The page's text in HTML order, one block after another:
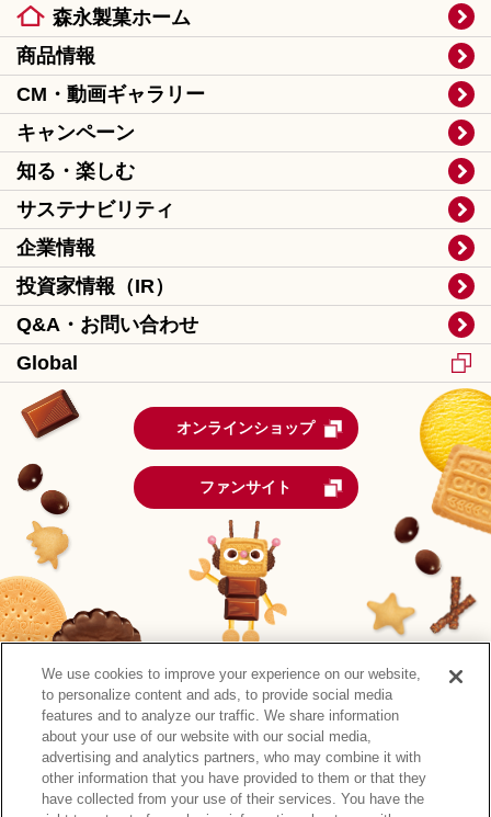
森永製菓ホーム
商品情報
CM・動画ギャラリー
キャンペーン
知る・楽しむ
サステナビリティ
企業情報
投資家情報（IR）
Q&A・お問い合わせ
Global
オンラインショップ
ファンサイト
森永製菓公式アカウント一覧
We use cookies to improve your experience on our website,
to personalize content and ads, to provide social media
features and to analyze our traffic. We share information
about your use of our website with our social media,
advertising and analytics partners, who may combine it with
other information that you have provided to them or that they
have collected from your use of their services. You have the